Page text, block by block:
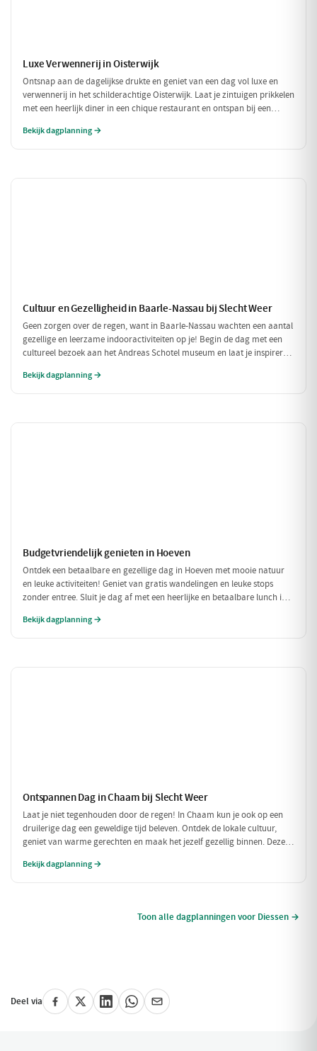
Luxe Verwennerij in Oisterwijk
Ontsnap aan de dagelijkse drukte en geniet van een dag vol luxe en
verwennerij in het schilderachtige Oisterwijk. Laat je zintuigen prikkelen
met een heerlijk diner in een chique restaurant en ontspan bij een
in de watten te leggen.
Bekijk dagplanning →
Cultuur en Gezelligheid in Baarle-Nassau bij Slecht Weer
Geen zorgen over de regen, want in Baarle-Nassau wachten een aantal
gezellige en leerzame indooractiviteiten op je! Begin de dag met een
cultureel bezoek aan het Andreas Schotel museum en laat je inspireren
knusse Grand Café De Beerze voordat je weer verder gaat met een
Bekijk dagplanning →
Budgetvriendelijk genieten in Hoeven
Ontdek een betaalbare en gezellige dag in Hoeven met mooie natuur
en leuke activiteiten! Geniet van gratis wandelingen en leuke stops
zonder entree. Sluit je dag af met een heerlijke en betaalbare lunch in
Bekijk dagplanning →
Ontspannen Dag in Chaam bij Slecht Weer
Laat je niet tegenhouden door de regen! In Chaam kun je ook op een
druilerige dag een geweldige tijd beleven. Ontdek de lokale cultuur,
geniet van warme gerechten en maak het jezelf gezellig binnen. Deze
wilt genieten van alles wat Chaam te bieden heeft.
Bekijk dagplanning →
Toon alle dagplanningen voor Diessen →
Deel via